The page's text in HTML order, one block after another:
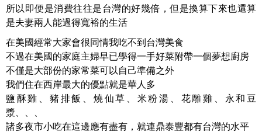
所以即便是消費往往是台灣的好幾倍，但是換算下來也還算
是夫妻兩人能過得寬裕的生活
在美國經常大家會很同情我吃不到台灣美食
不過在美國的家庭主婦早已學得一手好菜附帶一個夢想廚房
不僅是大部份的家常菜可以自己準備之外
我們住在西岸最大的優點就是華人多
鹽酥雞、豬排飯、燒仙草、米粉湯、花雕雞、永和豆
漿、、、
諸多夜市小吃在這邊應有盡有，就連鼎泰豐都有台灣的水平